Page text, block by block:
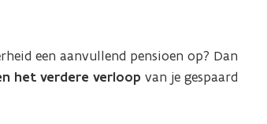
een aanvullend pensioen op? Dan
het verdere verloop van je gespaard